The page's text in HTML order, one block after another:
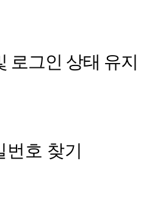
로그인 상태 유지
호 찾기